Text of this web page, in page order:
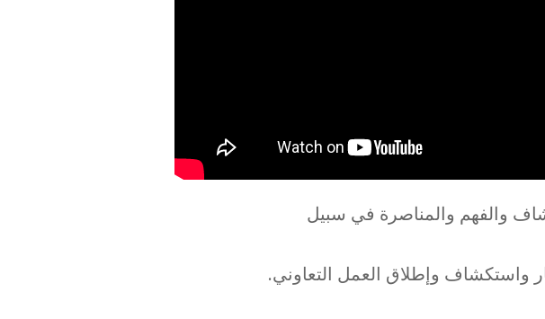
والفهم والمناصرة في سبيل
واستكشاف وإطلاق العمل التعاوني.